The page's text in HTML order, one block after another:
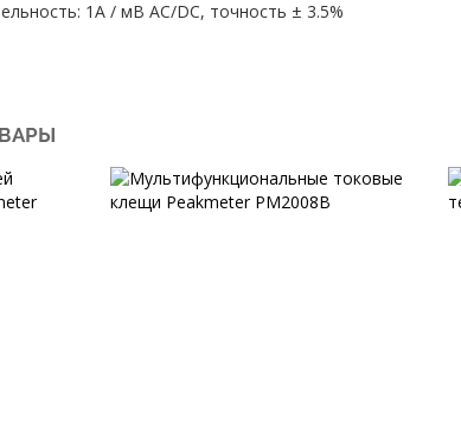
1A / мВ AC/DC, точность ± 3.5%